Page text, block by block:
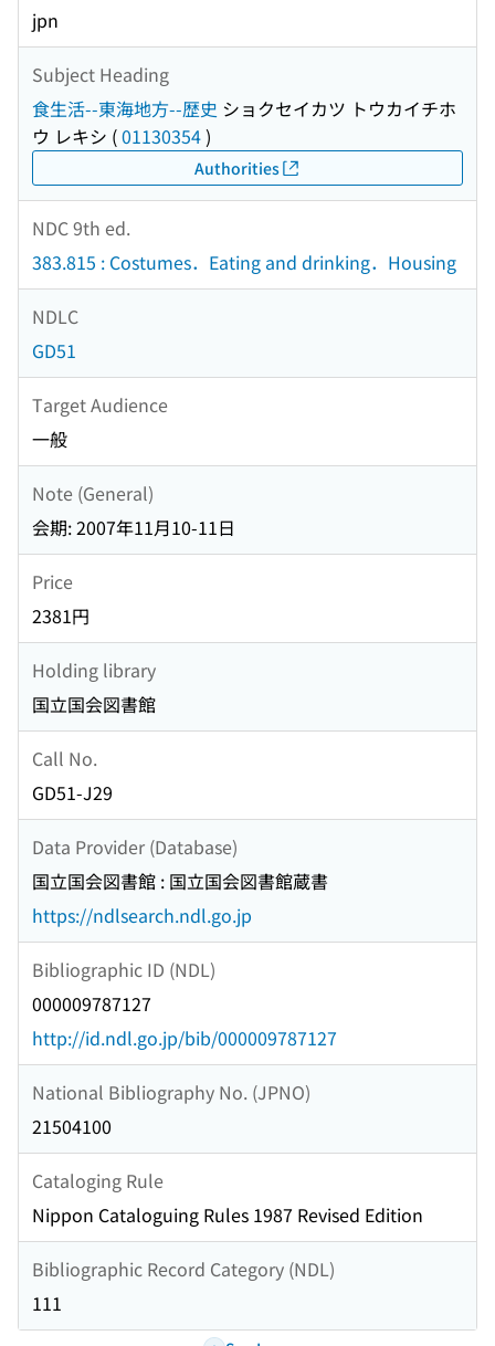
jpn
Subject Heading
食生活--東海地方--歴史 ショクセイカツ トウカイチホ
ウ レキシ (01130354)
Authorities
NDC 9th ed.
383.815 : Costumes．Eating and drinking．Housing
NDLC
GD51
Target Audience
一般
Note (General)
会期: 2007年11月10-11日
Price
2381円
Holding library
国立国会図書館
Call No.
GD51-J29
Data Provider (Database)
国立国会図書館 : 国立国会図書館蔵書
https://ndlsearch.ndl.go.jp
Bibliographic ID (NDL)
000009787127
http://id.ndl.go.jp/bib/000009787127
National Bibliography No. (JPNO)
21504100
Cataloging Rule
Nippon Cataloguing Rules 1987 Revised Edition
Bibliographic Record Category (NDL)
111